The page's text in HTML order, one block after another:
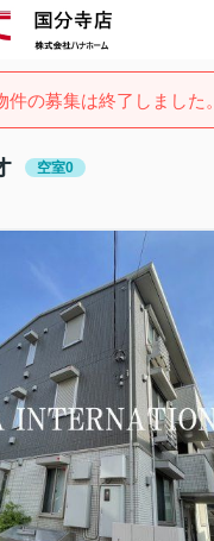
件の募集は終了しました。
空室0